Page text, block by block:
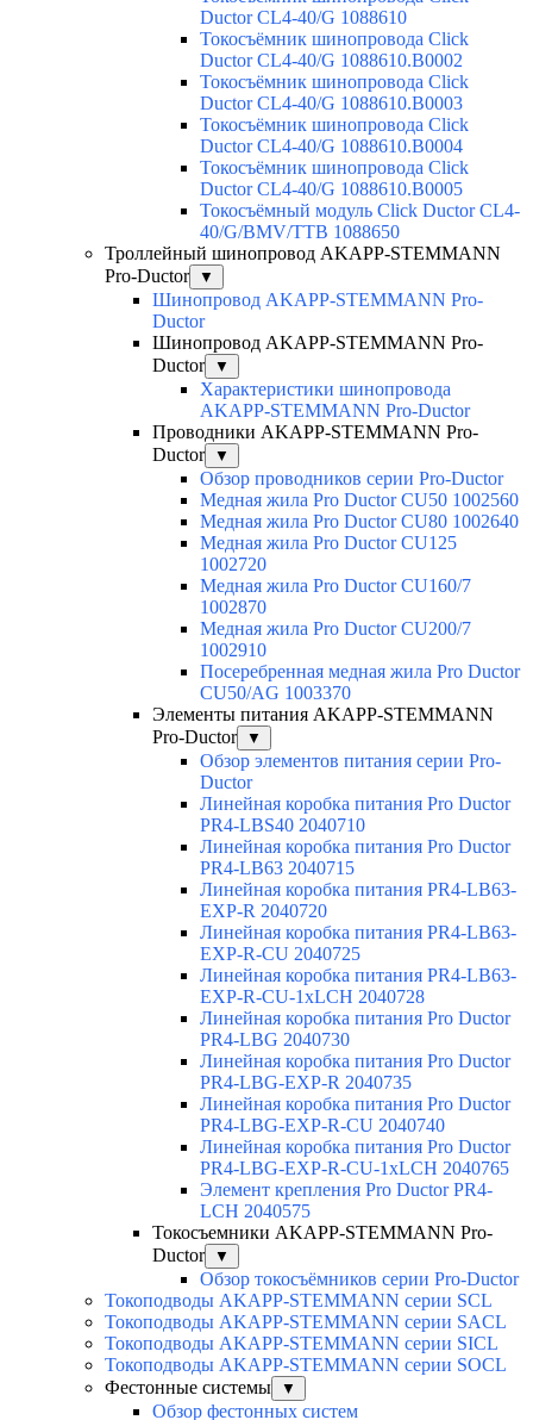
Ductor CL4-40/G 1088610
Токосъёмник шинопровода Click
Ductor CL4-40/G 1088610.B0002
Токосъёмник шинопровода Click
Ductor CL4-40/G 1088610.B0003
Токосъёмник шинопровода Click
Ductor CL4-40/G 1088610.B0004
Токосъёмник шинопровода Click
Ductor CL4-40/G 1088610.B0005
Токосъёмный модуль Click Ductor CL4-
40/G/BMV/TTB 1088650
Троллейный шинопровод AKAPP-STEMMANN
Pro-Ductor
▼
Шинопровод AKAPP-STEMMANN Pro-
Ductor
Шинопровод AKAPP-STEMMANN Pro-
Ductor
▼
Характеристики шинопровода
AKAPP-STEMMANN Pro-Ductor
Проводники AKAPP-STEMMANN Pro-
Ductor
▼
Обзор проводников серии Pro-Ductor
Медная жила Pro Ductor CU50 1002560
Медная жила Pro Ductor CU80 1002640
Медная жила Pro Ductor CU125
1002720
Медная жила Pro Ductor CU160/7
1002870
Медная жила Pro Ductor CU200/7
1002910
Посеребренная медная жила Pro Ductor
CU50/AG 1003370
Элементы питания AKAPP-STEMMANN
Pro-Ductor
▼
Обзор элементов питания серии Pro-
Ductor
Линейная коробка питания Pro Ductor
PR4-LBS40 2040710
Линейная коробка питания Pro Ductor
PR4-LB63 2040715
Линейная коробка питания PR4-LB63-
EXP-R 2040720
Линейная коробка питания PR4-LB63-
EXP-R-CU 2040725
Линейная коробка питания PR4-LB63-
EXP-R-CU-1xLCH 2040728
Линейная коробка питания Pro Ductor
PR4-LBG 2040730
Линейная коробка питания Pro Ductor
PR4-LBG-EXP-R 2040735
Линейная коробка питания Pro Ductor
PR4-LBG-EXP-R-CU 2040740
Линейная коробка питания Pro Ductor
PR4-LBG-EXP-R-CU-1xLCH 2040765
Элемент крепления Pro Ductor PR4-
LCH 2040575
Токосъемники AKAPP-STEMMANN Pro-
Ductor
▼
Обзор токосъёмников серии Pro-Ductor
Токоподводы AKAPP-STEMMANN серии SCL
Токоподводы AKAPP-STEMMANN серии SACL
Токоподводы AKAPP-STEMMANN серии SICL
Токоподводы AKAPP-STEMMANN серии SOCL
Фестонные системы
▼
Обзор фестонных систем